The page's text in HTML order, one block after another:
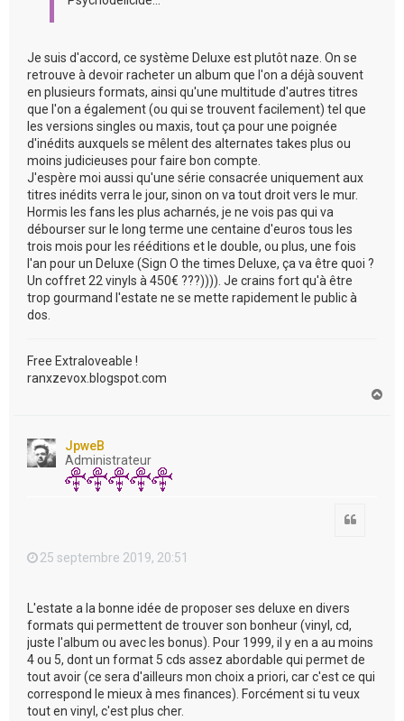
Je suis d'accord, ce système Deluxe est plutôt naze. On se
retrouve à devoir racheter un album que l'on a déjà souvent
en plusieurs formats, ainsi qu'une multitude d'autres titres
que l'on a également (ou qui se trouvent facilement) tel que
les versions singles ou maxis, tout ça pour une poignée
d'inédits auxquels se mêlent des alternates takes plus ou
moins judicieuses pour faire bon compte.
J'espère moi aussi qu'une série consacrée uniquement aux
titres inédits verra le jour, sinon on va tout droit vers le mur.
Hormis les fans les plus acharnés, je ne vois pas qui va
débourser sur le long terme une centaine d'euros tous les
trois mois pour les rééditions et le double, ou plus, une fois
l'an pour un Deluxe (Sign O the times Deluxe, ça va être quoi ?
Un coffret 22 vinyls à 450€ ???)))). Je crains fort qu'à être
trop gourmand l'estate ne se mette rapidement le public à
dos.
Free Extraloveable !
ranxzevox.blogspot.com
JpweB
Administrateur
25 septembre 2019, 20:51
L'estate a la bonne idée de proposer ses deluxe en divers
formats qui permettent de trouver son bonheur (vinyl, cd,
juste l'album ou avec les bonus). Pour 1999, il y en a au moins
4 ou 5, dont un format 5 cds assez abordable qui permet de
tout avoir (ce sera d'ailleurs mon choix a priori, car c'est ce qui
correspond le mieux à mes finances). Forcément si tu veux
tout en vinyl, c'est plus cher.